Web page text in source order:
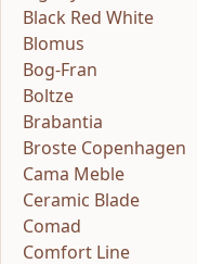
Black Red White
Blomus
Bog-Fran
Boltze
Brabantia
Broste Copenhagen
Cama Meble
Ceramic Blade
Comad
Comfort Line